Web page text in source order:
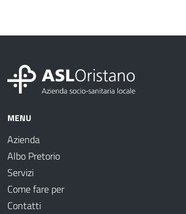
MENU
Azienda
Albo Pretorio
Servizi
Come fare per
Contatti